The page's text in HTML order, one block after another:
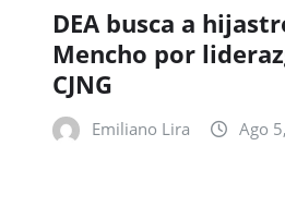
DEA busca a
Mencho por
CJNG
Emiliano Lira Ago